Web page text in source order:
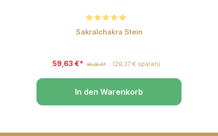
Durchschnittliche Bewertung von 5 von 5 Sternen
Sakralchakra Stein
59,63 €* 89,00 €* (29,37 € sparen)
In den Warenkorb